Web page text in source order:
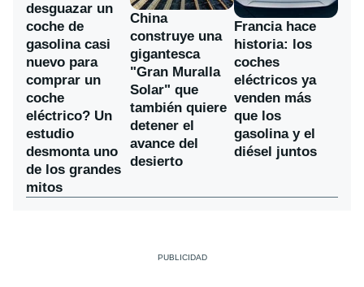
desguazar un
coche de
gasolina casi
nuevo para
comprar un
coche
eléctrico? Un
estudio
desmonta uno
de los grandes
mitos
China
construye una
gigantesca
"Gran Muralla
Solar" que
también quiere
detener el
avance del
desierto
Francia hace
historia: los
coches
eléctricos ya
venden más
que los
gasolina y el
diésel juntos